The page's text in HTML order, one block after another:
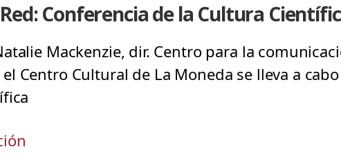
Conferencia de la Cultura
Mackenzie, dir. Centro para la
Centro Cultural de La Moneda se lleva a